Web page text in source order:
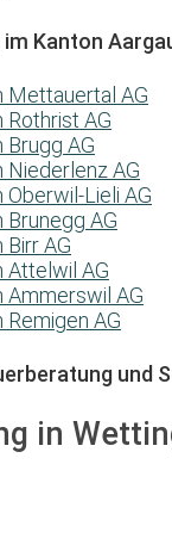
Kanton
Mettauertal AG
AG
AG
AG
Lieli AG
AG
AG
Attelwil AG
AG
AG
und
in